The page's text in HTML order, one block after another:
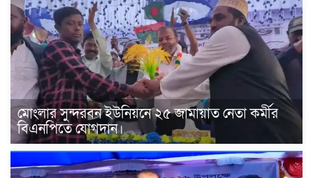
মোংলার সুন্দরবন ইউনিয়নে ২৫ জামায়াত নেতা কর্মীর
বিএনপিতে যোগদান।